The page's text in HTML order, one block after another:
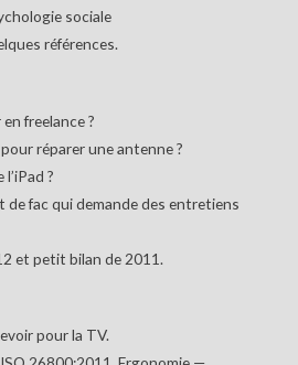
sociale
références.
freelance ?
réparer une antenne ?
?
de fac qui demande des entretiens
et petit bilan de 2011.
pour la TV.